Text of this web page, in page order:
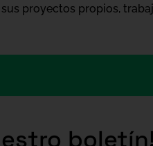
proyectos propios,
boletín!